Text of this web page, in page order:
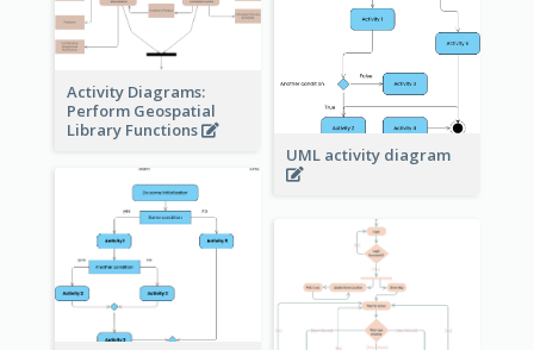
Activity Diagrams:
Perform Geospatial
Library Functions
UML activity diagram